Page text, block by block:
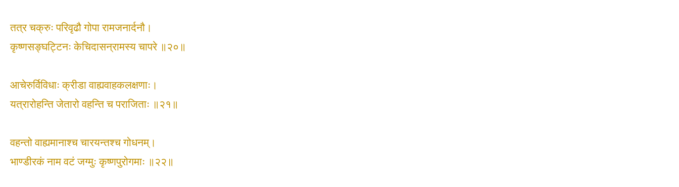
तत्र चक्रुः परिवृढौ गोपा रामजनार्दनौ।
कृष्णसङ्घट्टिनः केचिदासन्रामस्य चापरे ॥२०॥
आचेरुर्विविधाः क्रीडा वाह्यवाहकलक्षणाः।
यत्रारोहन्ति जेतारो वहन्ति च पराजिताः ॥२१॥
वहन्तो वाह्यमानाश्च चारयन्तश्च गोधनम्।
भाण्डीरकं नाम वटं जग्मुः कृष्णपुरोगमाः ॥२२॥